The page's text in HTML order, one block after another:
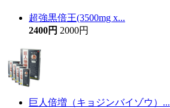
超強黒倍王(3500mg x...
2400円 2000円
巨人倍増（キョジンバイゾウ）...